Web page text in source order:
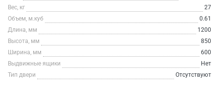
Вес, кг
27
Объем, м.куб
0.61
Длина, мм
1200
Высота, мм
850
Ширина, мм
600
Выдвижные ящики
Нет
Тип двери
Отсутствуют